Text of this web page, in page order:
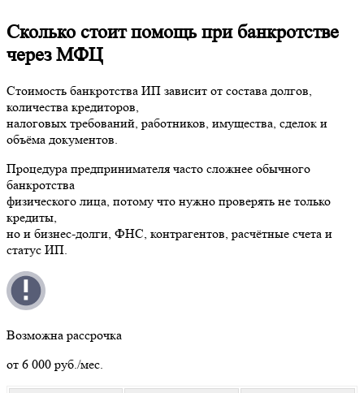
Сколько стоит помощь при банкротстве
через МФЦ
Стоимость банкротства ИП зависит от состава долгов,
количества кредиторов,
налоговых требований, работников, имущества, сделок и
объёма документов.
Процедура предпринимателя часто сложнее обычного
банкротства
физического лица, потому что нужно проверять не только
кредиты,
но и бизнес-долги, ФНС, контрагентов, расчётные счета и
статус ИП.
Возможна рассрочка
от 6 000 руб./мес.